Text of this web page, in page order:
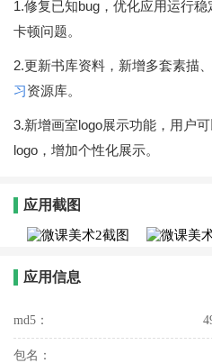
1.修复已知bug，优化应用运行
卡顿问题。
2.更新书库资料，新增多套素描
习资源库。
3.新增画室logo展示功能，用户
logo，增加个性化展示。
应用截图
应用信息
md5：
包名：